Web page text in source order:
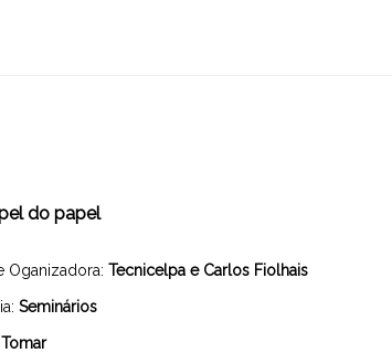
do papel
Oganizadora: Tecnicelpa e Carlos Fiolhais
Seminários
Tomar